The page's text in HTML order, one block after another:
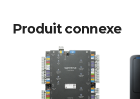
Produit connexe